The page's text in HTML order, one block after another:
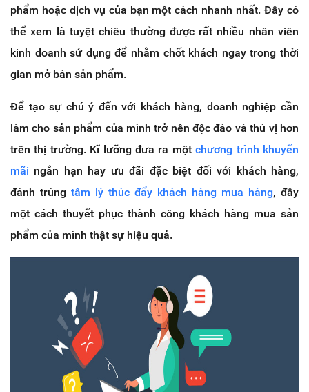
phẩm hoặc dịch vụ của bạn một cách nhanh nhất. Đây có
thể xem là tuyệt chiêu thường được rất nhiều nhân viên
kinh doanh sử dụng để nhằm chốt khách ngay trong thời
gian mở bán sản phẩm.
Để tạo sự chú ý đến với khách hàng, doanh nghiệp cần
làm cho sản phẩm của mình trở nên độc đáo và thú vị hơn
trên thị trường. Kĩ lưỡng đưa ra mộtchương trình khuyến
mãi ngắn hạn hay ưu đãi đặc biệt đối với khách hàng,
đánh trúng tâm lý thúc đẩy khách hàng mua hàng, đây
một cách thuyết phục thành công khách hàng mua sản
phẩm của mình thật sự hiệu quả.